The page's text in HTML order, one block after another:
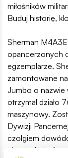
miłośników
Buduj historię,
Sherman
opancerzonych
egzemplarze.
zamontowane
Jumbo o nazwie
otrzymał działo
maszynowy.
Dywizji
czołgiem
niemieckiej